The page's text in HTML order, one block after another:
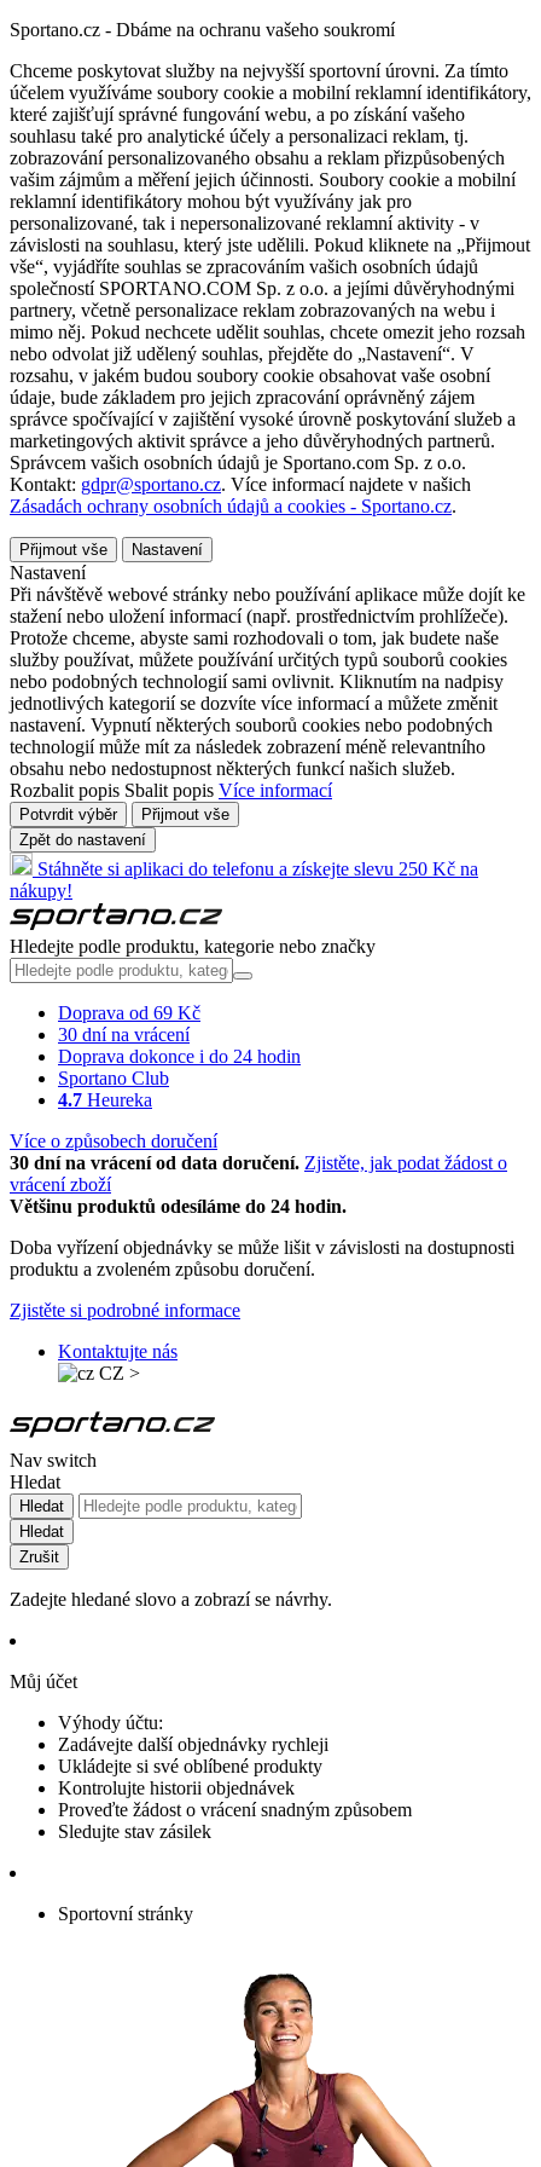
Sportano.cz - Dbáme na ochranu vašeho soukromí
Chceme poskytovat služby na nejvyšší sportovní úrovni. Za tímto
účelem využíváme soubory cookie a mobilní reklamní identifikátory,
které zajišťují správné fungování webu, a po získání vašeho
souhlasu také pro analytické účely a personalizaci reklam, tj.
zobrazování personalizovaného obsahu a reklam přizpůsobených
vašim zájmům a měření jejich účinnosti. Soubory cookie a mobilní
reklamní identifikátory mohou být využívány jak pro
personalizované, tak i nepersonalizované reklamní aktivity - v
závislosti na souhlasu, který jste udělili. Pokud kliknete na „Přijmout
vše“, vyjádříte souhlas se zpracováním vašich osobních údajů
společností SPORTANO.COM Sp. z o.o. a jejími důvěryhodnými
partnery, včetně personalizace reklam zobrazovaných na webu i
mimo něj. Pokud nechcete udělit souhlas, chcete omezit jeho rozsah
nebo odvolat již udělený souhlas, přejděte do „Nastavení“. V
rozsahu, v jakém budou soubory cookie obsahovat vaše osobní
údaje, bude základem pro jejich zpracování oprávněný zájem
správce spočívající v zajištění vysoké úrovně poskytování služeb a
marketingových aktivit správce a jeho důvěryhodných partnerů.
Správcem vašich osobních údajů je Sportano.com Sp. z o.o.
Kontakt: gdpr@sportano.cz. Více informací najdete v našich
Zásadách ochrany osobních údajů a cookies - Sportano.cz.
Přijmout vše Nastavení
Nastavení
Při návštěvě webové stránky nebo používání aplikace může dojít ke
stažení nebo uložení informací (např. prostřednictvím prohlížeče).
Protože chceme, abyste sami rozhodovali o tom, jak budete naše
služby používat, můžete používání určitých typů souborů cookies
nebo podobných technologií sami ovlivnit. Kliknutím na nadpisy
jednotlivých kategorií se dozvíte více informací a můžete změnit
nastavení. Vypnutí některých souborů cookies nebo podobných
technologií může mít za následek zobrazení méně relevantního
obsahu nebo nedostupnost některých funkcí našich služeb.
Rozbalit popis Sbalit popis Více informací
Potvrdit výběr
Přijmout vše
Zpět do nastavení
Stáhněte si aplikaci do telefonu a získejte slevu 250 Kč na
nákupy!
Hledejte podle produktu, kategorie nebo značky
Doprava od 69 Kč
30 dní na vrácení
Doprava dokonce i do 24 hodin
Sportano Club
4.7 Heureka
Více o způsobech doručení
30 dní na vrácení od data doručení. Zjistěte, jak podat žádost o
vrácení zboží
Většinu produktů odesíláme do 24 hodin.
Doba vyřízení objednávky se může lišit v závislosti na dostupnosti
produktu a zvoleném způsobu doručení.
Zjistěte si podrobné informace
Kontaktujte nás
CZ >
Nav switch
Hledat
Hledat
Hledat
Zrušit
Zadejte hledané slovo a zobrazí se návrhy.
Můj účet
Výhody účtu:
Zadávejte další objednávky rychleji
Ukládejte si své oblíbené produkty
Kontrolujte historii objednávek
Proveďte žádost o vrácení snadným způsobem
Sledujte stav zásilek
Sportovní stránky